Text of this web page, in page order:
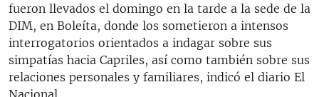
fueron llevados el domingo en la tarde a la sede de la
DIM, en Boleíta, donde los sometieron a intensos
interrogatorios orientados a indagar sobre sus
simpatías hacia Capriles, así como también sobre sus
relaciones personales y familiares, indicó el diario El
Nacional.